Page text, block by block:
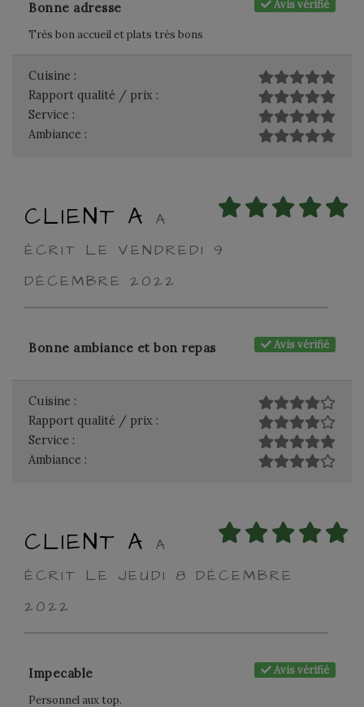
Avis vérifié
Bonne adresse
Très bon accueil et plats très bons
Cuisine :
Rapport qualité / prix :
Service :
Ambiance :
CLIENT A
A
ÉCRIT LE VENDREDI 9
DÉCEMBRE 2022
Avis vérifié
Bonne ambiance et bon repas
Cuisine :
Rapport qualité / prix :
Service :
Ambiance :
CLIENT A
A
ÉCRIT LE JEUDI 8 DÉCEMBRE
2022
Avis vérifié
Impecable
Personnel aux top.